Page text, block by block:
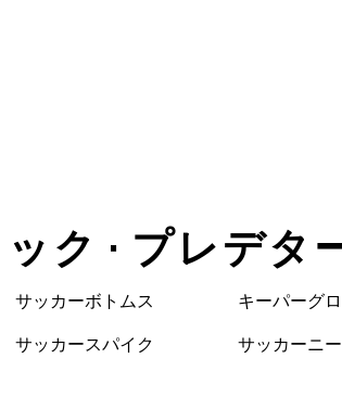
ク • プレデタ
サッカーボトムス
サッカースパイク
キーパーグ
サッカーニ